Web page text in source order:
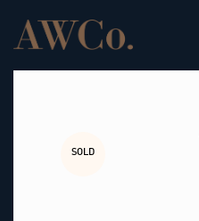
content
SOLD